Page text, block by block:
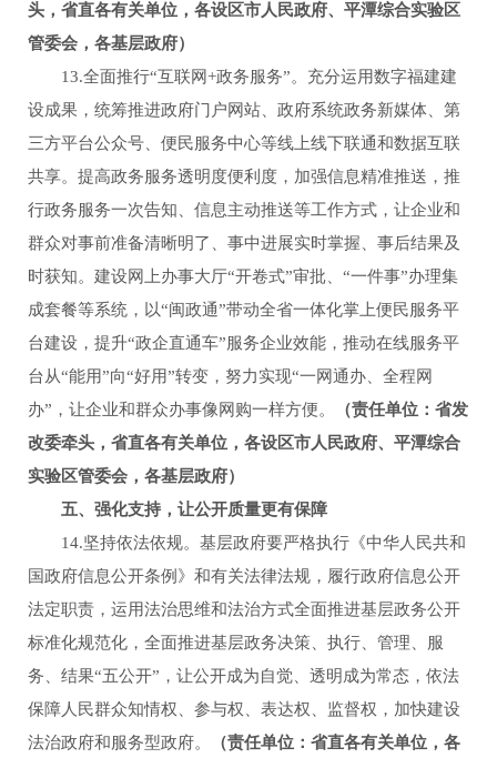
头，省直各有关单位，各设区市人民政府、平潭综合实验区
管委会，各基层政府）
13.全面推行“互联网+政务服务”。充分运用数字福建建
设成果，统筹推进政府门户网站、政府系统政务新媒体、第
三方平台公众号、便民服务中心等线上线下联通和数据互联
共享。提高政务服务透明度便利度，加强信息精准推送，推
行政务服务一次告知、信息主动推送等工作方式，让企业和
群众对事前准备清晰明了、事中进展实时掌握、事后结果及
时获知。建设网上办事大厅“开卷式”审批、“一件事”办理集
成套餐等系统，以“闽政通”带动全省一体化掌上便民服务平
台建设，提升“政企直通车”服务企业效能，推动在线服务平
台从“能用”向“好用”转变，努力实现“一网通办、全程网
办”，让企业和群众办事像网购一样方便。
（责任单位：省发
改委牵头，省直各有关单位，各设区市人民政府、平潭综合
实验区管委会，各基层政府）
五、强化支持，让公开质量更有保障
14.坚持依法依规。基层政府要严格执行《中华人民共和
国政府信息公开条例》和有关法律法规，履行政府信息公开
法定职责，运用法治思维和法治方式全面推进基层政务公开
标准化规范化，全面推进基层政务决策、执行、管理、服
务、结果“五公开”，让公开成为自觉、透明成为常态，依法
保障人民群众知情权、参与权、表达权、监督权，加快建设
法治政府和服务型政府。
（责任单位：省直各有关单位，各